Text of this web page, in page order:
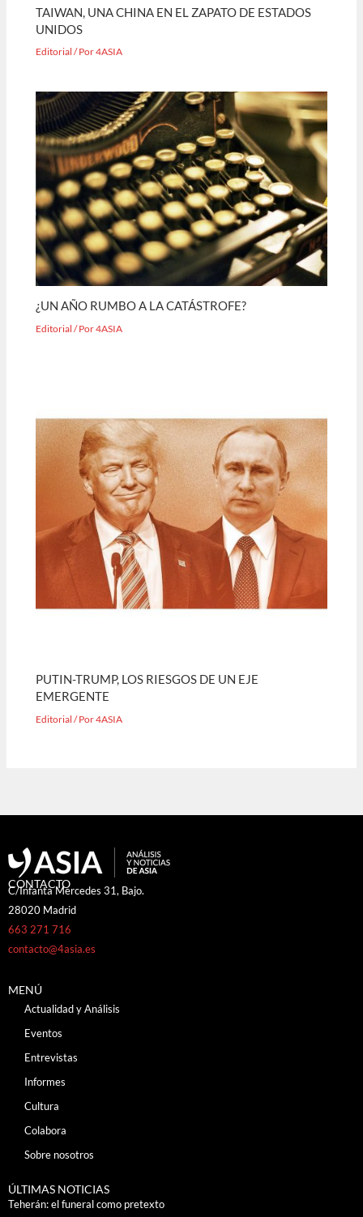
TAIWAN, UNA CHINA EN EL ZAPATO DE ESTADOS
UNIDOS
Editorial / Por4ASIA
¿UN AÑO RUMBO A LA CATÁSTROFE?
Editorial / Por4ASIA
PUTIN-TRUMP, LOS RIESGOS DE UN EJE
EMERGENTE
Editorial / Por4ASIA
CONTACTO
C/Infanta Mercedes 31, Bajo.
28020 Madrid
663 271 716
contacto@4asia.es
MENÚ
Actualidad y Análisis
Eventos
Entrevistas
Informes
Cultura
Colabora
Sobre nosotros
ÚLTIMAS NOTICIAS
Teherán: el funeral como pretexto